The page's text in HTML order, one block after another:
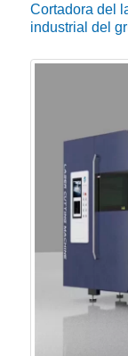
Cortadora del
industrial del